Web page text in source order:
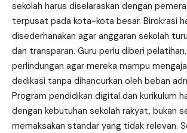
sekolah harus diselaraskan dengan
terpusat pada kota-kota besar. Birokrasi
disederhanakan agar anggaran sekolah
dan transparan. Guru perlu diberi
perlindungan agar mereka mampu
dedikasi tanpa dihancurkan oleh beban
Program pendidikan digital dan kurikulum
dengan kebutuhan sekolah rakyat, bukan
memaksakan standar yang tidak relevan.